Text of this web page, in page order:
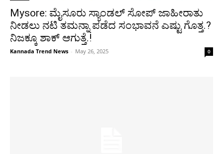
Mysore: ಮೈಸೂರು ಸ್ಯಾಂಡಲ್ ಸೋಪ್ ಜಾಹೀರಾತು
ನೀಡಲು ನಟಿ ತಮನ್ನಾ ಪಡೆದ ಸಂಭಾವನೆ ಎಷ್ಟು ಗೊತ್ತ.?
ನಿಜಕ್ಕೂ ಶಾಕ್ ಆಗುತ್ತೆ.!
Kannada Trend News - May 26, 2025 0